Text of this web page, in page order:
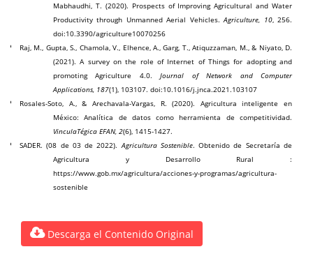
Mabhaudhi, T. (2020). Prospects of Improving Agricultural and Water
Productivity through Unmanned Aerial Vehicles.Agriculture, 10, 256.
doi:10.3390/agriculture10070256
Raj, M., Gupta, S., Chamola, V., Elhence, A., Garg, T., Atiquzzaman, M., & Niyato, D.
(2021). A survey on the role of Internet of Things for adopting and
promoting Agriculture 4.0.Journal of Network and Computer
Applications, 187(1), 103107. doi:10.1016/j.jnca.2021.103107
Rosales-Soto, A., & Arechavala-Vargas, R. (2020). Agricultura inteligente en
México: Analítica de datos como herramienta de competitividad.
VinculaTégica EFAN, 2(6), 1415-1427.
SADER. (08 de 03 de 2022).Agricultura Sostenible. Obtenido de Secretaría de
Agricultura y Desarrollo Rural :
https://www.gob.mx/agricultura/acciones-y-programas/agricultura-
sostenible
Descarga el Contenido Original